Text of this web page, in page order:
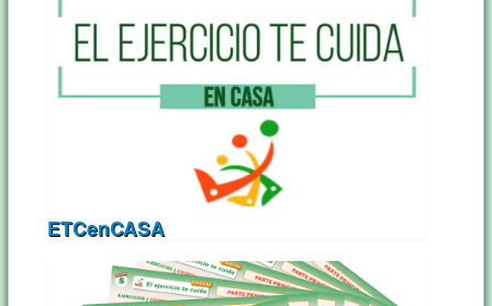
ETCenCASA